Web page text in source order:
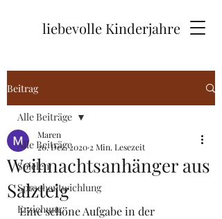
liebevolle Kinderjahre
Beitrag
Alle Beiträge
Spielen
Sprachentwichlung
Erziehung
Alle Beiträge
Weihnachtsanhänger aus
Salzteig
Maren
20. Dez. 2020 2 Min. Lesezeit
Eine schöne Aufgabe in der